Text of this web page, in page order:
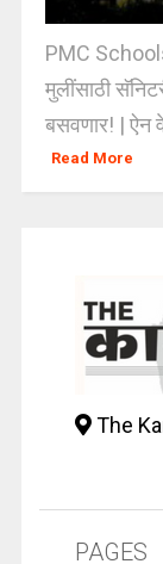
PMC
मुलींसाठी
बसवणार! | ऐन
Read More
The
PAGES